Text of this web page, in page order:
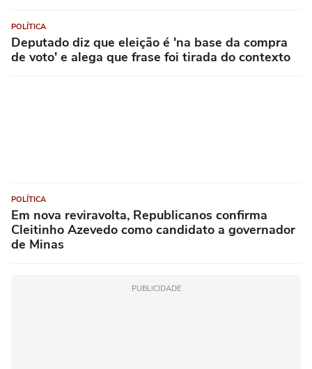
POLÍTICA
Deputado diz que eleição é 'na base da compra
de voto' e alega que frase foi tirada do contexto
POLÍTICA
Em nova reviravolta, Republicanos confirma
Cleitinho Azevedo como candidato a governador
de Minas
PUBLICIDADE